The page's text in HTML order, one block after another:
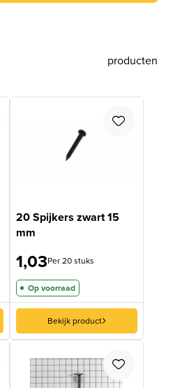
producten
20 Spijkers zwart 15
mm
1,03Per 20 stuks
Op voorraad
Bekijk product